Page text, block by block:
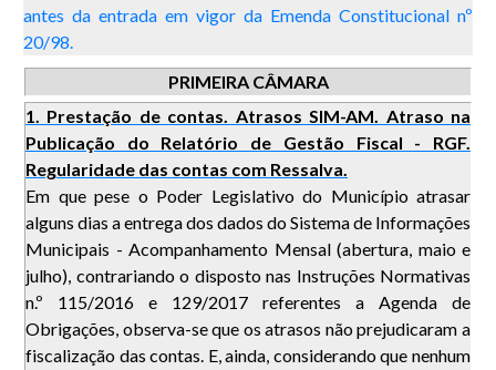
antes da entrada em vigor da Emenda Constitucional nº
20/98.
PRIMEIRA CÂMARA
1. Prestação de contas. Atrasos SIM-AM. Atraso na
Publicação do Relatório de Gestão Fiscal - RGF.
Regularidade das contas com Ressalva.
Em que pese o Poder Legislativo do Município atrasar
alguns dias a entrega dos dados do Sistema de Informações
Municipais - Acompanhamento Mensal (abertura, maio e
julho), contrariando o disposto nas Instruções Normativas
n.º 115/2016 e 129/2017 referentes a Agenda de
Obrigações, observa-se que os atrasos não prejudicaram a
fiscalização das contas. E, ainda, considerando que nenhum